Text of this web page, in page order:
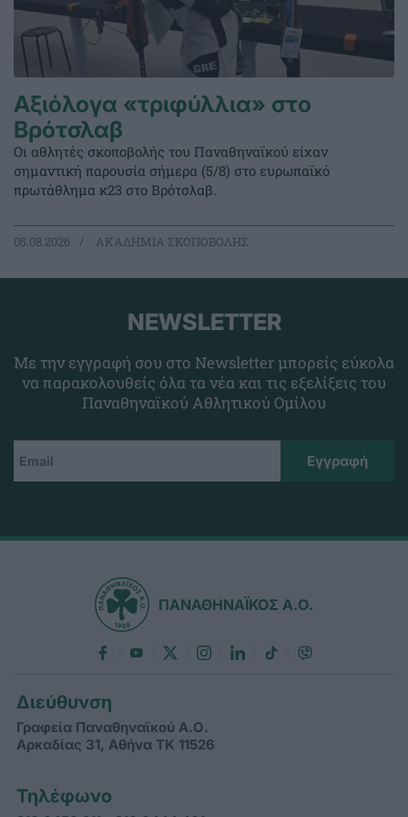
Αξιόλογα «τριφύλλια» στο
Βρότσλαβ
Οι αθλητές σκοποβολής του Παναθηναϊκού είχαν
σημαντική παρουσία σήμερα (5/8) στο ευρωπαϊκό
πρωτάθλημα κ23 στο Βρότσλαβ.
05.08.2026 ΑΚΑΔΗΜΙΑ ΣΚΟΠΟΒΟΛΗΣ
NEWSLETTER
Με την εγγραφή σου στο Newsletter μπορείς εύκολα
να παρακολουθείς όλα τα νέα και τις εξελίξεις του
Παναθηναϊκού Αθλητικού Ομίλου
ΠΑΝΑΘΗΝΑΪΚΟΣ Α.Ο.
Διεύθυνση
Γραφεία Παναθηναϊκού Α.Ο.
Αρκαδίας 31, Αθήνα ΤΚ 11526
Τηλέφωνο